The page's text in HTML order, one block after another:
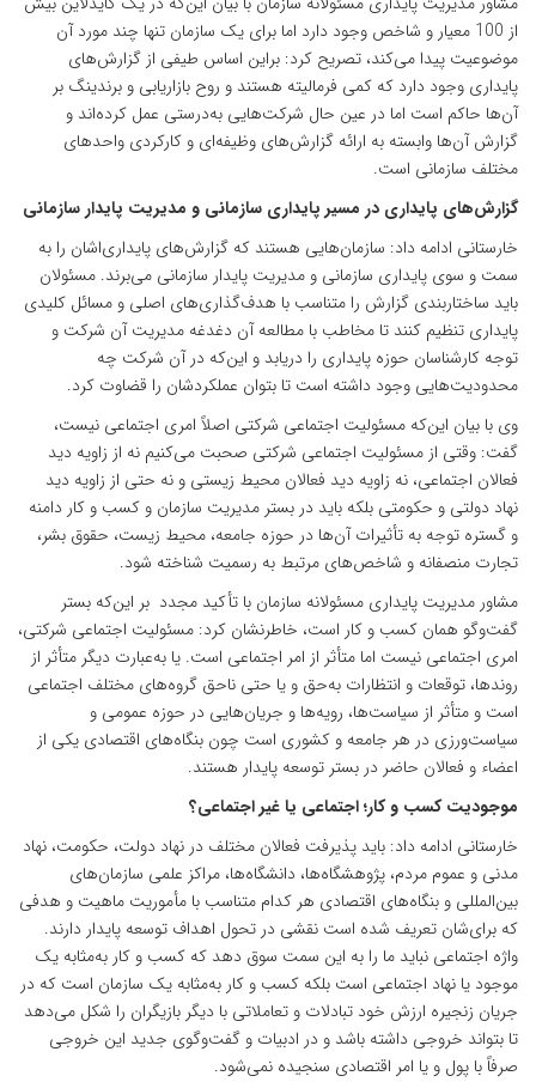
از 100 معیار و شاخص وجود دارد اما برای یک سازمان تنها چند مورد آن
موضوعیت پیدا می‌کند، تصریح کرد: براین اساس طیفی از گزارش‌های
پایداری وجود دارد که کمی فرمالیته هستند و روح بازاریابی و برندینگ بر
آن‌ها حاکم است اما در عین حال شرکت‌هایی به‌درستی عمل کرده‌اند و
گزارش آن‌ها وابسته به ارائه گزارش‌های وظیفه‌ای و کارکردی واحدهای
مختلف سازمانی است.
گزارش‌های پایداری در مسیر پایداری سازمانی و مدیریت پایدار سازمانی
خارستانی ادامه داد: سازمان‌هایی هستند که گزارش‌های پایداری‌اشان را به
سمت و سوی پایداری سازمانی و مدیریت پایدار سازمانی می‌برند. مسئولان
باید ساختاربندی گزارش را متناسب با هدف‌گذاری‌های اصلی و مسائل کلیدی
پایداری تنظیم کنند تا مخاطب با مطالعه آن دغدغه مدیریت آن شرکت و
توجه کارشناسان حوزه پایداری را دریابد و این‌که در آن شرکت چه
محدودیت‌هایی وجود داشته است تا بتوان عملکردشان را قضاوت کرد.
وی با بیان این‌که مسئولیت اجتماعی شرکتی اصلاً امری اجتماعی نیست،
گفت: وقتی از مسئولیت اجتماعی شرکتی صحبت می‌کنیم نه از زاویه دید
فعالان اجتماعی، نه زاویه دید فعالان محیط زیستی و نه حتی از زاویه دید
نهاد دولتی و حکومتی بلکه باید در بستر مدیریت سازمان و کسب و کار دامنه
و گستره توجه به تأثیرات آن‌ها در حوزه جامعه، محیط زیست، حقوق بشر،
تجارت منصفانه و شاخص‌های مرتبط به رسمیت شناخته شود.
مشاور مدیریت پایداری مسئولانه سازمان با تأکید مجدد بر این‌که بستر
گفت‌وگو همان کسب و کار است، خاطرنشان کرد: مسئولیت اجتماعی شرکتی،
امری اجتماعی نیست اما متأثر از امر اجتماعی است. یا به‌عبارت دیگر متأثر از
روندها، توقعات و انتظارات به‌حق و یا حتی ناحق گروه‌های مختلف اجتماعی
است و متأثر از سیاست‌ها، رویه‌ها و جریان‌هایی در حوزه عمومی و
سیاست‌ورزی در هر جامعه و کشوری است چون بنگاه‌های اقتصادی یکی از
اعضاء و فعالان حاضر در بستر توسعه پایدار هستند.
موجودیت کسب و کار؛ اجتماعی یا غیر اجتماعی؟
خارستانی ادامه داد: باید پذیرفت فعالان مختلف در نهاد دولت، حکومت، نهاد
مدنی و عموم مردم، پژوهشگاه‌ها، دانشگاه‌ها، مراکز علمی سازمان‌های
بین‌المللی و بنگاه‌های اقتصادی هر کدام متناسب با مأموریت ماهیت و هدفی
که برای‌شان تعریف شده است نقشی در تحول اهداف توسعه پایدار دارند.
واژه اجتماعی نباید ما را به این سمت سوق دهد که کسب و کار به‌مثابه یک
موجود یا نهاد اجتماعی است بلکه کسب و کار به‌مثابه یک سازمان است که در
جریان زنجیره ارزش خود تبادلات و تعاملاتی با دیگر بازیگران را شکل می‌دهد
تا بتواند خروجی داشته باشد و در ادبیات و گفت‌وگوی جدید این خروجی
صرفاً با پول و یا امر اقتصادی سنجیده نمی‌شود.